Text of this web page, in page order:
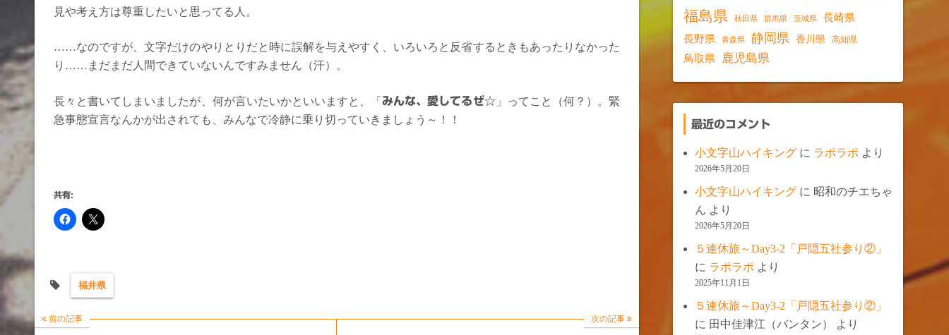
見や考え方は尊重したいと思ってる人。
……なのですが、文字だけのやりとりだと時に誤解を与えやすく、いろいろと反省するときもあったりなかった
り……まだまだ人間できていないんですみません（汗）。
長々と書いてしまいましたが、何が言いたいかといいますと、「みんな、愛してるぜ☆」ってこと（何？）。緊
急事態宣言なんかが出されても、みんなで冷静に乗り切っていきましょう～！！
共有:
福井県
前の記事 次の記事
福島県 秋田県 群馬県 茨城県 長崎県
長野県 青森県 静岡県 香川県 高知県
鳥取県 鹿児島県
最近のコメント
小文字山ハイキング に ラポラポ より
2026年5月20日
小文字山ハイキング に 昭和のチエちゃ
ん より
2026年5月20日
５連休旅～Day3-2「戸隠五社参り②」
に ラポラポ より
2025年11月1日
５連休旅～Day3-2「戸隠五社参り②」
に 田中佳津江（バンタン） より